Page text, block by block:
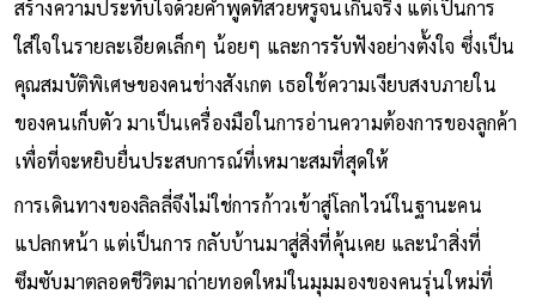
สร้างความประทับใจด้วยคำพูดที่สวยหรูจนเกินจริง แต่เป็นการ
ใส่ใจในรายละเอียดเล็กๆ น้อยๆ และการรับฟังอย่างตั้งใจ ซึ่งเป็น
คุณสมบัติพิเศษของคนช่างสังเกต เธอใช้ความเงียบสงบภายใน
ของคนเก็บตัว มาเป็นเครื่องมือในการอ่านความต้องการของลูกค้า
เพื่อที่จะหยิบยื่นประสบการณ์ที่เหมาะสมที่สุดให้
การเดินทางของลิลลี่จึงไม่ใช่การก้าวเข้าสู่โลกไวน์ในฐานะคน
แปลกหน้า แต่เป็นการ กลับบ้านมาสู่สิ่งที่คุ้นเคย และนำสิ่งที่
ซึมซับมาตลอดชีวิตมาถ่ายทอดใหม่ในมุมมองของคนรุ่นใหม่ที่